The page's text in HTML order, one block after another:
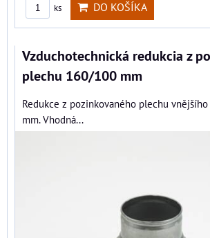
ks DO KOŠÍKA
Vzduchotechnická redukcia z
plechu 160/100 mm
Redukce z pozinkovaného plechu
mm. Vhodná...